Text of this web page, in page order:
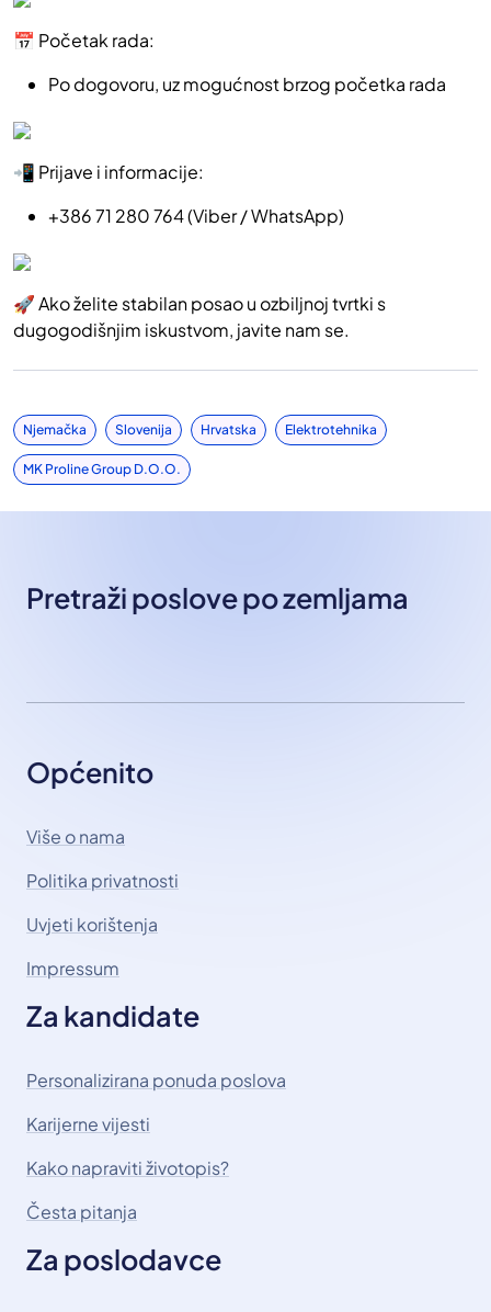
📅 Početak rada:
Po dogovoru, uz mogućnost brzog početka rada
📲 Prijave i informacije:
+386 71 280 764 (Viber / WhatsApp)
🚀 Ako želite stabilan posao u ozbiljnoj tvrtki s
dugogodišnjim iskustvom, javite nam se.
Njemačka Slovenija Hrvatska Elektrotehnika
MK Proline Group D.o.o.
Pretraži poslove po zemljama
Općenito
Više o nama
Politika privatnosti
Uvjeti korištenja
Impressum
Za kandidate
Personalizirana ponuda poslova
Karijerne vijesti
Kako napraviti životopis?
Česta pitanja
Za poslodavce